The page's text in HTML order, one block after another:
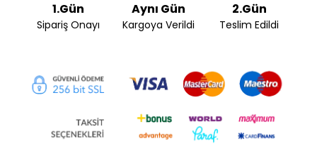
1.Gün
Sipariş Onayı
Aynı Gün
Kargoya Verildi
2.Gün
Teslim Edildi